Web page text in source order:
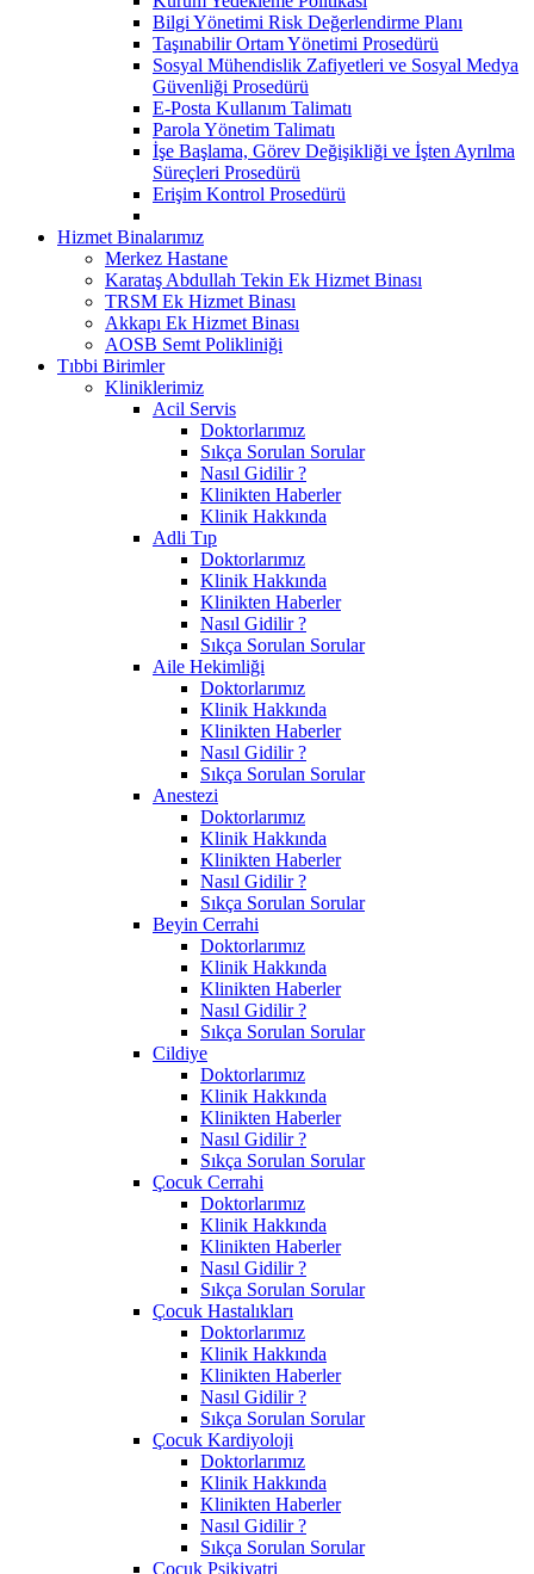
Bilgi Yönetimi Risk Değerlendirme Planı
Taşınabilir Ortam Yönetimi Prosedürü
Sosyal Mühendislik Zafiyetleri ve Sosyal Medya
Güvenliği Prosedürü
E-Posta Kullanım Talimatı
Parola Yönetim Talimatı
İşe Başlama, Görev Değişikliği ve İşten Ayrılma
Süreçleri Prosedürü
Erişim Kontrol Prosedürü
Hizmet Binalarımız
Merkez Hastane
Karataş Abdullah Tekin Ek Hizmet Binası
TRSM Ek Hizmet Binası
Akkapı Ek Hizmet Binası
AOSB Semt Polikliniği
Tıbbi Birimler
Kliniklerimiz
Acil Servis
Doktorlarımız
Sıkça Sorulan Sorular
Nasıl Gidilir ?
Klinikten Haberler
Klinik Hakkında
Adli Tıp
Doktorlarımız
Klinik Hakkında
Klinikten Haberler
Nasıl Gidilir ?
Sıkça Sorulan Sorular
Aile Hekimliği
Doktorlarımız
Klinik Hakkında
Klinikten Haberler
Nasıl Gidilir ?
Sıkça Sorulan Sorular
Anestezi
Doktorlarımız
Klinik Hakkında
Klinikten Haberler
Nasıl Gidilir ?
Sıkça Sorulan Sorular
Beyin Cerrahi
Doktorlarımız
Klinik Hakkında
Klinikten Haberler
Nasıl Gidilir ?
Sıkça Sorulan Sorular
Cildiye
Doktorlarımız
Klinik Hakkında
Klinikten Haberler
Nasıl Gidilir ?
Sıkça Sorulan Sorular
Çocuk Cerrahi
Doktorlarımız
Klinik Hakkında
Klinikten Haberler
Nasıl Gidilir ?
Sıkça Sorulan Sorular
Çocuk Hastalıkları
Doktorlarımız
Klinik Hakkında
Klinikten Haberler
Nasıl Gidilir ?
Sıkça Sorulan Sorular
Çocuk Kardiyoloji
Doktorlarımız
Klinik Hakkında
Klinikten Haberler
Nasıl Gidilir ?
Sıkça Sorulan Sorular
Çocuk Psikiyatri